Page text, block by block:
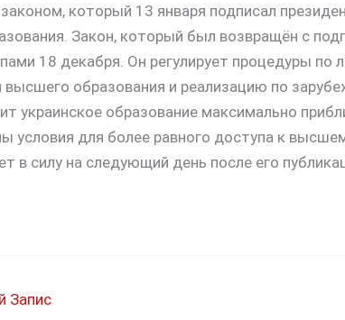
который 13 января подписал
Закон, который был возвращён с
18 декабря. Он регулирует процедуры по
высшего образования и реализацию по
украинское образование максимально
условия для более равного доступа к
в силу на следующий день после его
Запис